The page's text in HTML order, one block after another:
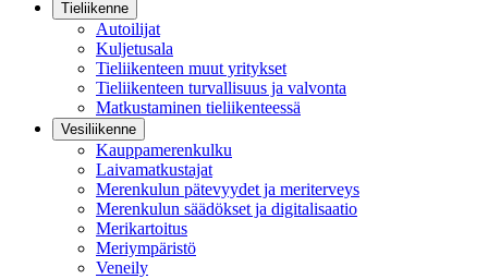
Tieliikenne
Autoilijat
Kuljetusala
Tieliikenteen muut yritykset
Tieliikenteen turvallisuus ja valvonta
Matkustaminen tieliikenteessä
Vesiliikenne
Kauppamerenkulku
Laivamatkustajat
Merenkulun pätevyydet ja meriterveys
Merenkulun säädökset ja digitalisaatio
Merikartoitus
Meriympäristö
Veneily